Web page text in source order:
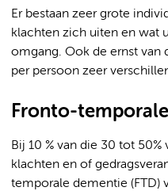
Er bestaan zeer grote
klachten zich uiten en wat
omgang. Ook de ernst van
per persoon zeer
Fronto-
Bij 10 % van die 30 tot
klachten en of
temporale dementie (FTD)